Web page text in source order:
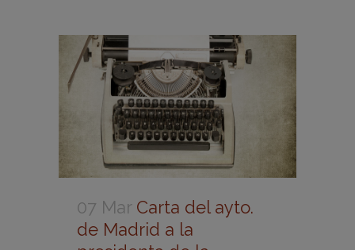
07 Mar Carta del ayto.
de Madrid a la